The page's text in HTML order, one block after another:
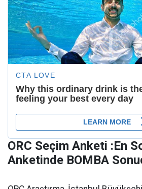
ORC Seçim Anketi :En
Anketinde BOMBA